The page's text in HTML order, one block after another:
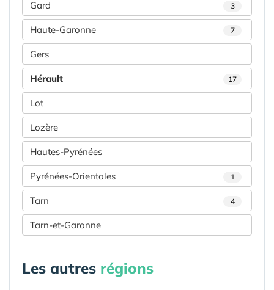
Gard 3
Haute-Garonne 7
Gers
Hérault 17
Lot
Lozère
Hautes-Pyrénées
Pyrénées-Orientales 1
Tarn 4
Tarn-et-Garonne
Les autres régions